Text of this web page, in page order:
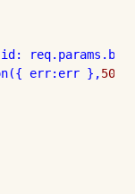
err:err },